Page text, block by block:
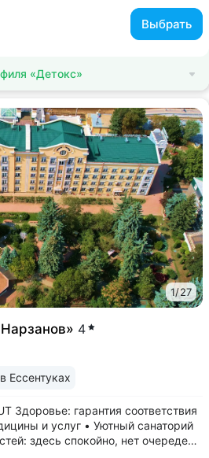
Выбрать
«Детокс»
1/27
4
в Ессентуках
Здоровье: гарантия соответствия
и услуг • Уютный санаторий
здесь спокойно, нет очередей,